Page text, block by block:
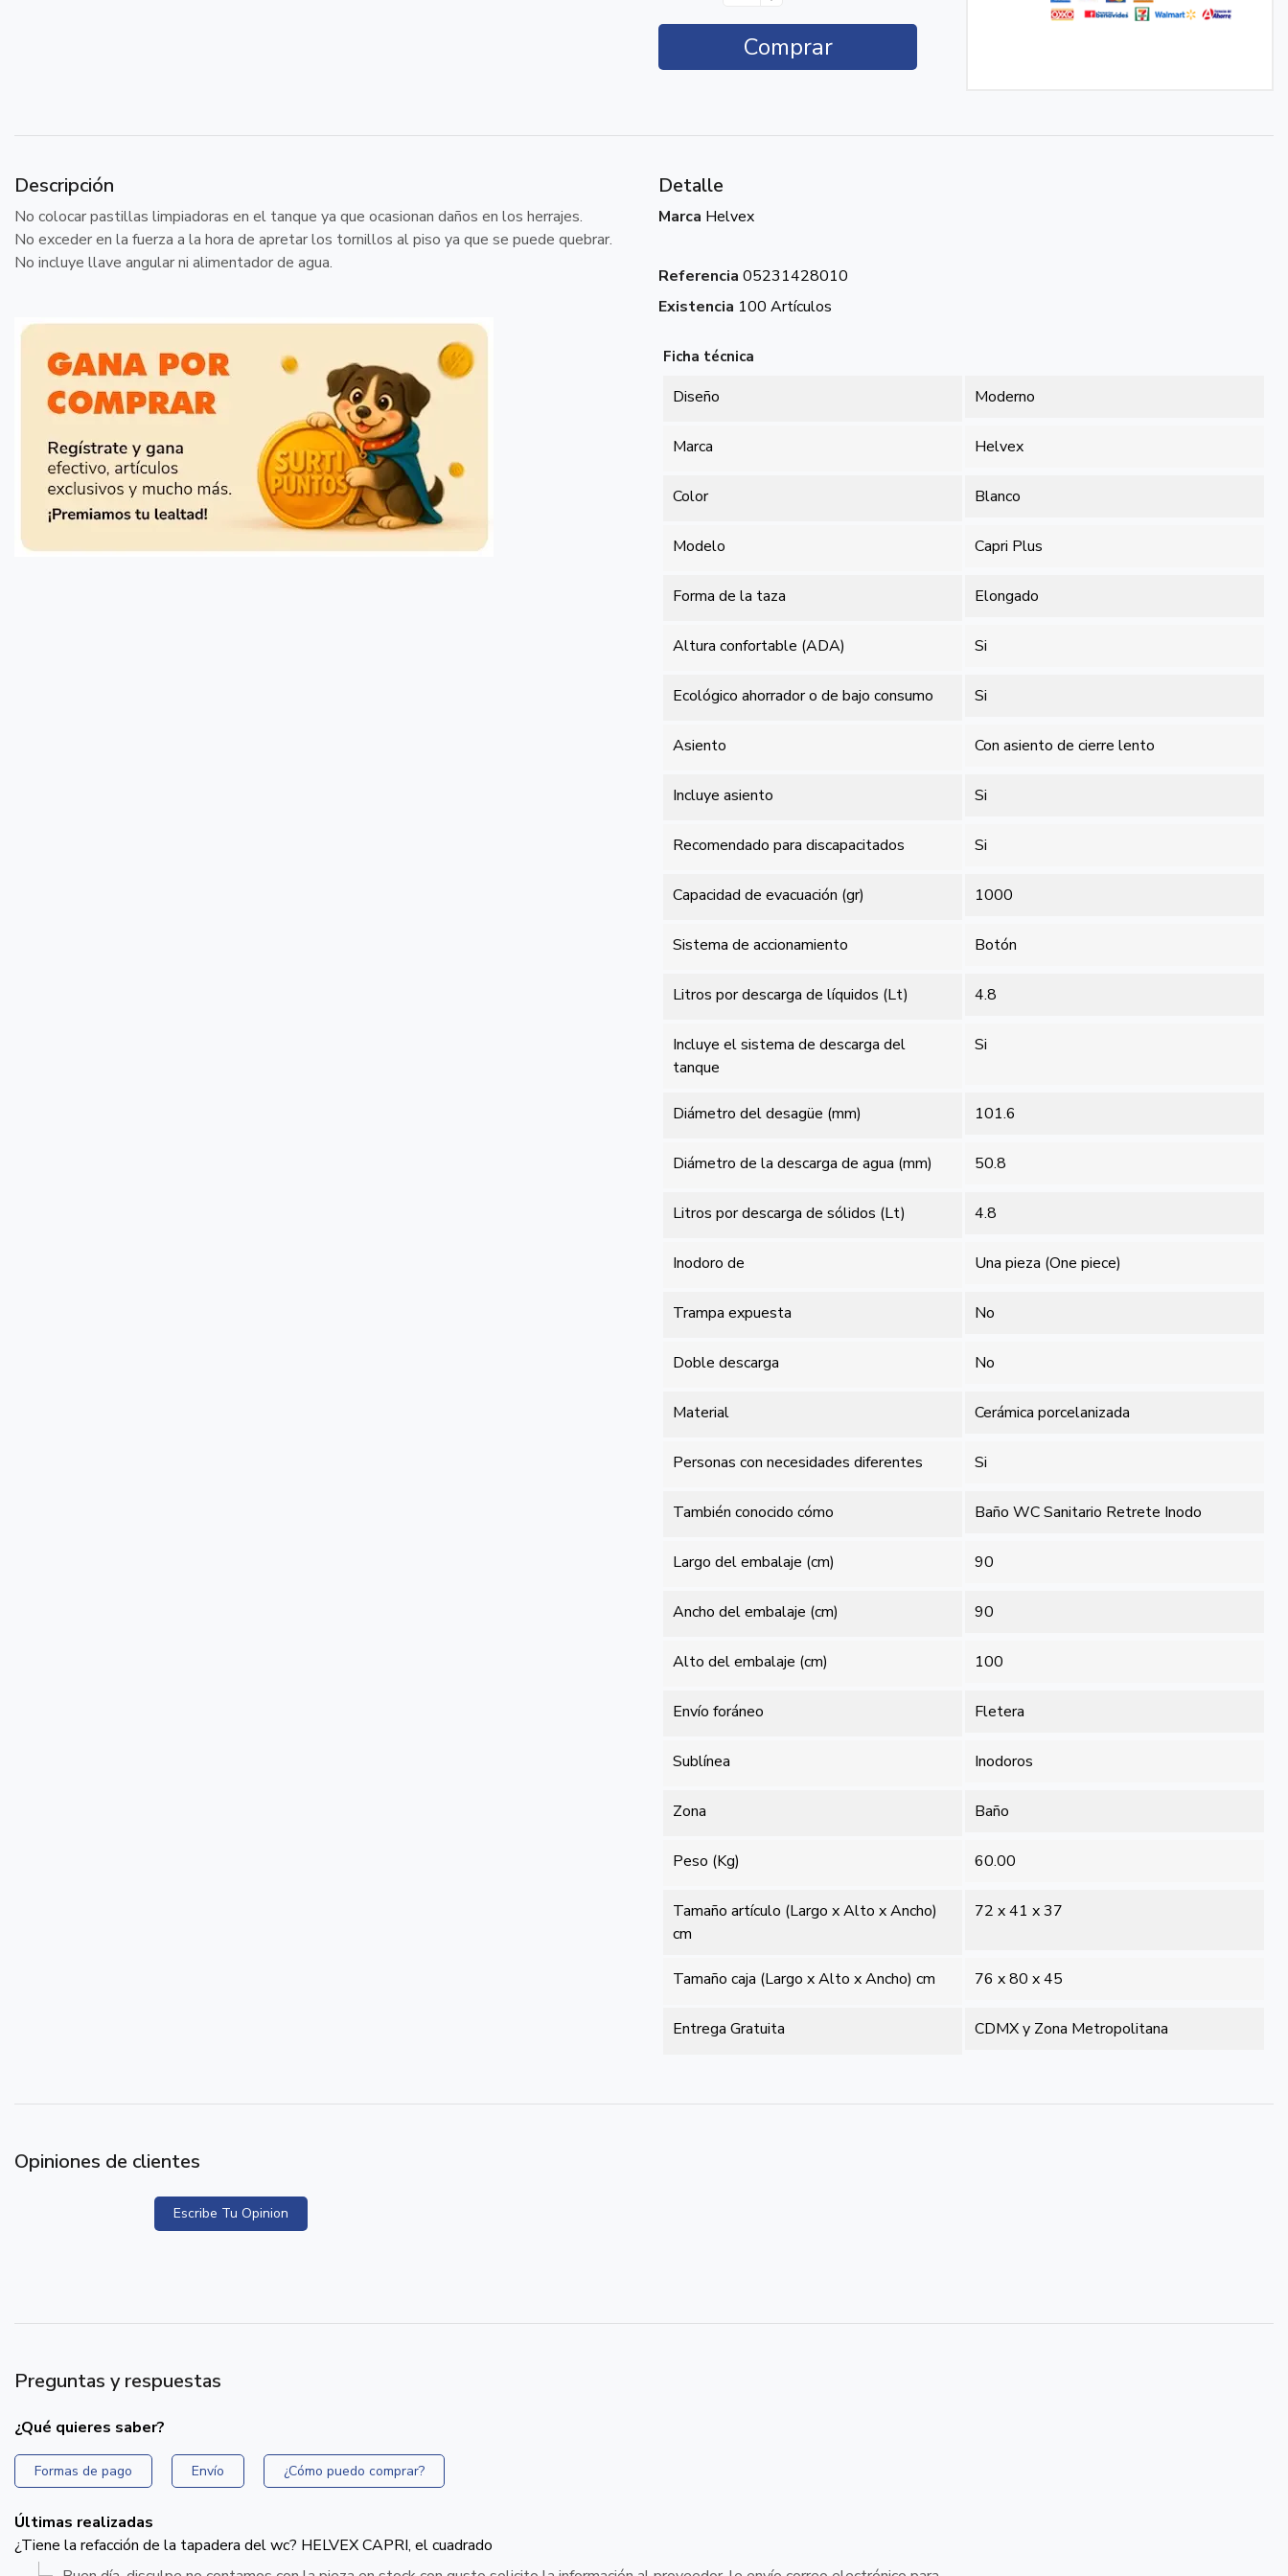
Comprar
Descripción
No colocar pastillas limpiadoras en el tanque ya que ocasionan daños en los herrajes.
No exceder en la fuerza a la hora de apretar los tornillos al piso ya que se puede quebrar.
No incluye llave angular ni alimentador de agua.
Detalle
Marca Helvex
Referencia 05231428010
Existencia 100 Artículos
Ficha técnica
Diseño Moderno
Marca Helvex
Color Blanco
Modelo Capri Plus
Forma de la taza Elongado
Altura confortable (ADA) Si
Ecológico ahorrador o de bajo consumo Si
Asiento Con asiento de cierre lento
Incluye asiento Si
Recomendado para discapacitados Si
Capacidad de evacuación (gr) 1000
Sistema de accionamiento Botón
Litros por descarga de líquidos (Lt) 4.8
Incluye el sistema de descarga del
tanque
Si
Diámetro del desagüe (mm) 101.6
Diámetro de la descarga de agua (mm) 50.8
Litros por descarga de sólidos (Lt) 4.8
Inodoro de Una pieza (One piece)
Trampa expuesta No
Doble descarga No
Material Cerámica porcelanizada
Personas con necesidades diferentes Si
También conocido cómo Baño WC Sanitario Retrete Inodo
Largo del embalaje (cm) 90
Ancho del embalaje (cm) 90
Alto del embalaje (cm) 100
Envío foráneo Fletera
Sublínea Inodoros
Zona Baño
Peso (Kg) 60.00
Tamaño artículo (Largo x Alto x Ancho)
cm
72 x 41 x 37
Tamaño caja (Largo x Alto x Ancho) cm 76 x 80 x 45
Entrega Gratuita CDMX y Zona Metropolitana
Opiniones de clientes
Escribe Tu Opinion
Preguntas y respuestas
¿Qué quieres saber?
Formas de pago Envío ¿Cómo puedo comprar?
Últimas realizadas
¿Tiene la refacción de la tapadera del wc? HELVEX CAPRI, el cuadrado